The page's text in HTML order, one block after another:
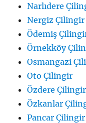
Narlıdere
Nergiz Çilingir
Ödemiş
Örnekköy
Osmangazi
Oto Çilingir
Özdere Çilingir
Özkanlar
Pancar Çilingir